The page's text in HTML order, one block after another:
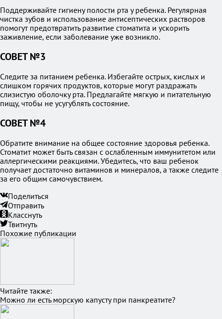
Поддерживайте гигиену полости рта у ребенка. Регулярная
чистка зубов и использование антисептических растворов
помогут предотвратить развитие стоматита и ускорить
заживление, если заболевание уже возникло.
СОВЕТ №3
Следите за питанием ребенка. Избегайте острых, кислых и
слишком горячих продуктов, которые могут раздражать
слизистую оболочку рта. Предлагайте мягкую и питательную
пищу, чтобы не усугублять состояние.
СОВЕТ №4
Обратите внимание на общее состояние здоровья ребенка.
Стоматит может быть связан с ослабленным иммунитетом или
аллергическими реакциями. Убедитесь, что ваш ребенок
получает достаточно витаминов и минералов, а также следите
за его общим самочувствием.
Поделиться
Отправить
Класснуть
Твитнуть
Похожие публикации
Читайте также:
Можно ли есть морскую капусту при панкреатите?